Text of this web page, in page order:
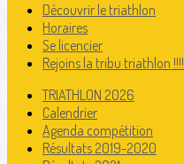
Découvrir le triathlon
Horaires
Se licencier
Rejoins la tribu triathlon !!!!
TRIATHLON 2026
Calendrier
Agenda compétition
Résultats 2019-2020